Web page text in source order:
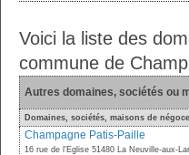
Voici la liste des
commune de
Autres domaines, sociétés ou
Domaines, sociétés, maisons de négoce
Champagne Patis-Paille
16 rue de l'Eglise 51480 La Neuville-aux-